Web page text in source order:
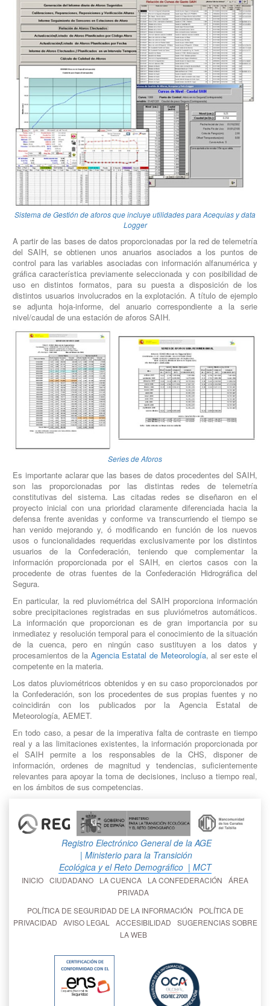
Sistema de Gestión de aforos que incluye utilidades para Acequias y data
Logger
A partir de las bases de datos proporcionadas por la red de telemetría
del SAIH, se obtienen unos anuarios asociados a los puntos de
control para las variables asociadas con información alfanumérica y
gráfica característica previamente seleccionada y con posibilidad de
uso en distintos formatos, para su puesta a disposición de los
distintos usuarios involucrados en la explotación. A título de ejemplo
se adjunta hoja-informe, del anuario correspondiente a la serie
nivel/caudal de una estación de aforos SAIH.
Series de Aforos
Es importante aclarar que las bases de datos procedentes del SAIH,
son las proporcionadas por las distintas redes de telemetría
constitutivas del sistema. Las citadas redes se diseñaron en el
proyecto inicial con una prioridad claramente diferenciada hacia la
defensa frente avenidas y conforme va transcurriendo el tiempo se
han venido mejorando y, ó modificando en función de los nuevos
usos o funcionalidades requeridas exclusivamente por los distintos
usuarios de la Confederación, teniendo que complementar la
información proporcionada por el SAIH, en ciertos casos con la
procedente de otras fuentes de la Confederación Hidrográfica del
Segura.
En particular, la red pluviométrica del SAIH proporciona información
sobre precipitaciones registradas en sus pluviómetros automáticos.
La información que proporcionan es de gran importancia por su
inmediatez y resolución temporal para el conocimiento de la situación
de la cuenca, pero en ningún caso sustituyen a los datos y
procesamientos de la Agencia Estatal de Meteorología, al ser este el
competente en la materia.
Los datos pluviométricos obtenidos y en su caso proporcionados por
la Confederación, son los procedentes de sus propias fuentes y no
coincidirán con los publicados por la Agencia Estatal de
Meteorología, AEMET.
En todo caso, a pesar de la imperativa falta de contraste en tiempo
real y a las limitaciones existentes, la información proporcionada por
el SAIH permite a los responsables de la CHS, disponer de
información, ordenes de magnitud y tendencias, suficientemente
relevantes para apoyar la toma de decisiones, incluso a tiempo real,
en los ámbitos de sus competencias.
Registro Electrónico General de la AGE
| Ministerio para la Transición
Ecológica y el Reto Demográfico | MCT
INICIO CIUDADANO LA CUENCA LA CONFEDERACIÓN
ÁREA
PRIVADA
POLÍTICA DE SEGURIDAD DE LA INFORMACIÓN
POLÍTICA DE
PRIVACIDAD
AVISO LEGAL ACCESIBILIDAD
SUGERENCIAS SOBRE
LA WEB